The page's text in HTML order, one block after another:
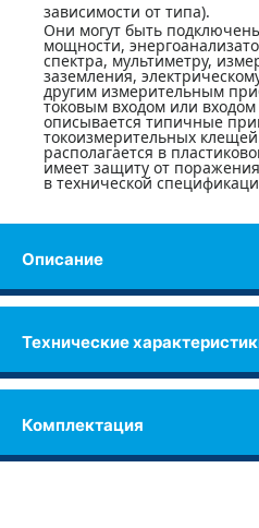
зависимости от типа).
Они могут быть
мощности,
спектра, мультиметру,
заземления,
другим измерительным
токовым входом или
описывается типичные
токоизмерительных
располагается в
имеет защиту от
в технической
Описание
Технические
Комплектация